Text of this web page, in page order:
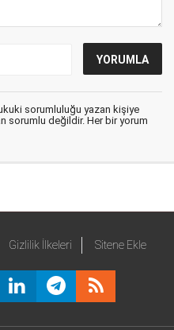
sorumluluğu yazan kişiye
sorumlu değildir. Her bir yorum
Gizlilik İlkeleri Sitene Ekle